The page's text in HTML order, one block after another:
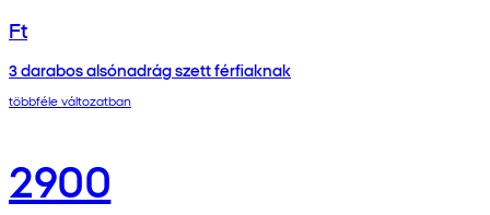
Ft
3 darabos alsónadrág szett férfiaknak
többféle változatban
2900